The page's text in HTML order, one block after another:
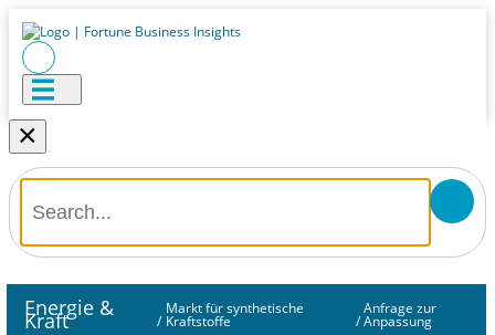
×
Energie &
Kraft /
Markt für synthetische
Kraftstoffe /
Anfrage zur
Anpassung